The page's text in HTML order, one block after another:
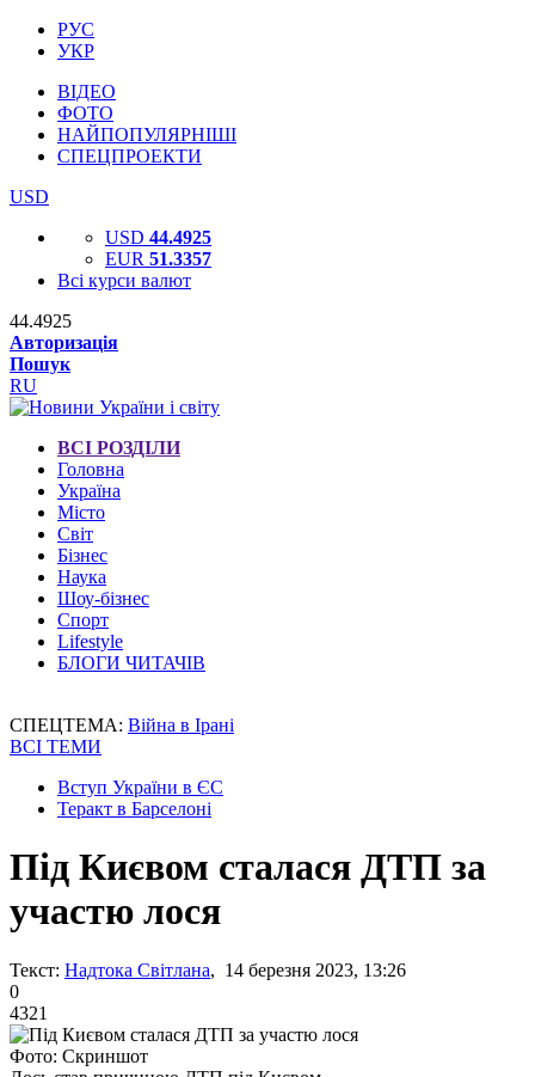
РУС
УКР
ВІДЕО
ФОТО
НАЙПОПУЛЯРНІШІ
СПЕЦПРОЕКТИ
USD
USD 44.4925
EUR 51.3357
Всі курси валют
44.4925
Авторизація
Пошук
RU
ВСІ РОЗДІЛИ
Головна
Україна
Місто
Світ
Бізнес
Наука
Шоу-бізнес
Спорт
Lifestyle
БЛОГИ ЧИТАЧІВ
СПЕЦТЕМА: Війна в Ірані
ВСІ ТЕМИ
Вступ України в ЄС
Теракт в Барселоні
Під Києвом сталася ДТП за
участю лося
Текст: Надтока Світлана, 14 березня 2023, 13:26
0
4321
Фото: Скриншот